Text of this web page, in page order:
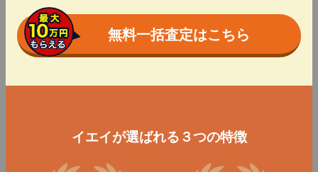
無料一括査定はこちら
イエイが選ばれる３つの特徴